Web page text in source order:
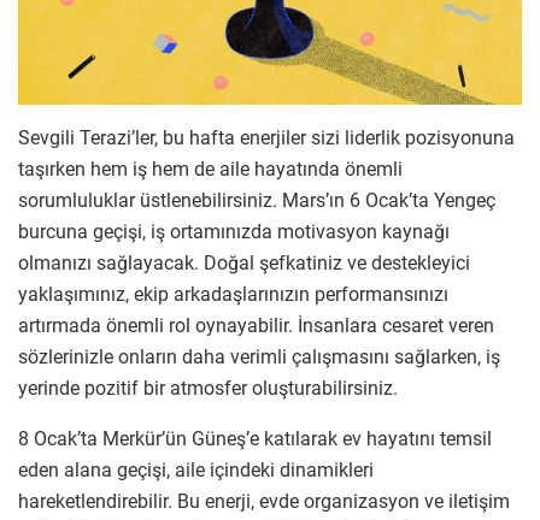
Sevgili Terazi’ler, bu hafta enerjiler sizi liderlik pozisyonuna
taşırken hem iş hem de aile hayatında önemli
sorumluluklar üstlenebilirsiniz. Mars’ın 6 Ocak’ta Yengeç
burcuna geçişi, iş ortamınızda motivasyon kaynağı
olmanızı sağlayacak. Doğal şefkatiniz ve destekleyici
yaklaşımınız, ekip arkadaşlarınızın performansınızı
artırmada önemli rol oynayabilir. İnsanlara cesaret veren
sözlerinizle onların daha verimli çalışmasını sağlarken, iş
yerinde pozitif bir atmosfer oluşturabilirsiniz.
8 Ocak’ta Merkür’ün Güneş’e katılarak ev hayatını temsil
eden alana geçişi, aile içindeki dinamikleri
hareketlendirebilir. Bu enerji, evde organizasyon ve iletişim